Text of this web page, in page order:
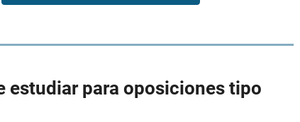
estudiar para oposiciones tipo